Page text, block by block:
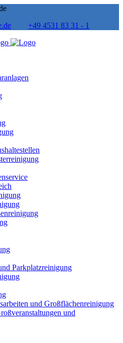
+49 4531 83 31 - 1
Parkplatzreinigung
und Großflächenreinigung
und